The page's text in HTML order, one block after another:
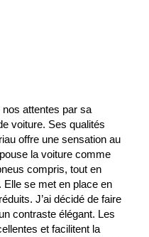
nos attentes par sa
voiture. Ses qualités
offre une sensation au
la voiture comme
compris, tout en
se met en place en
J’ai décidé de faire
contraste élégant. Les
et facilitent la